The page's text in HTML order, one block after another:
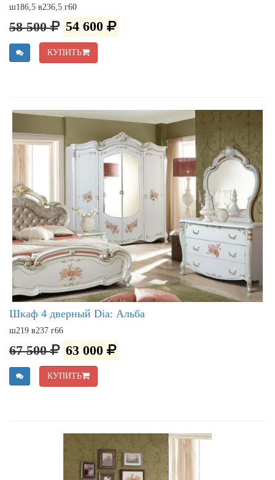
ш186,5 в236,5 г60
58 500 54 600
КУПИТЬ
Шкаф 4 дверный Dia: Альба
ш219 в237 г66
67 500 63 000
КУПИТЬ